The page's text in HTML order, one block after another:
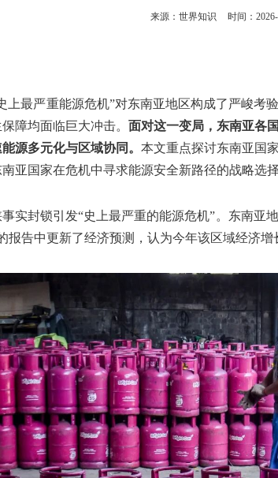
来源：世界知识 时间：
上最严重能源危机”对东南亚地区构成了严峻考
障均面临巨大冲击。 面对这一变局，东南亚各
源多元化与区域协同。 本文重点探讨东南亚国
亚国家在危机中寻求能源安全新路径的战略选
实封锁引发“史上最严重的能源危机”。东南
报告中更新了经济预测，认为今年该区域经济增